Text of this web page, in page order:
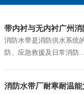
带内衬与无内衬广州
消防水带是消防供水系统
防、应急救援及日常消防...
消防水带厂耐寒耐温